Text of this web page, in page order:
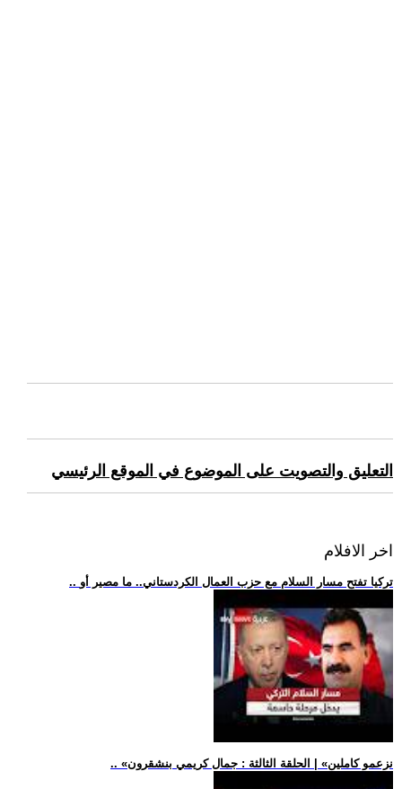
التعليق والتصويت على الموضوع في الموقع الرئيسي
اخر الافلام
.. تركيا تفتح مسار السلام مع حزب العمال الكردستاني.. ما مصير أو
.. «نزعمو كاملين» | الحلقة الثالثة : جمال كريمي بنشقرون